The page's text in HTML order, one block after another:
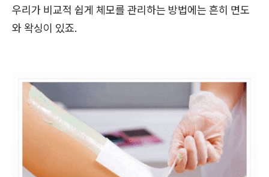
우리가 비교적 쉽게 체모를 관리하는 방법에는 흔히 면도
와 왁싱이 있죠.